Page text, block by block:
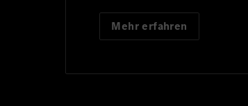
Mehr erfahren